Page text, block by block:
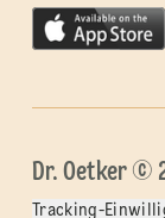
Dr. Oetker ©
Tracking-